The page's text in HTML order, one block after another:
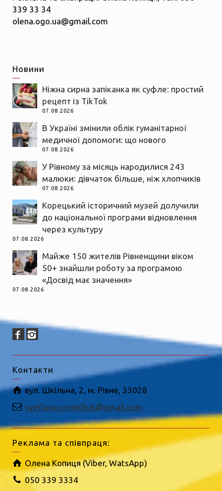
339 33 34
olena.ogo.ua@gmail.com
Новини
Ніжна сирна запіканка як суфле: простий
рецепт із TikTok
07.08.2026
В Україні змінили облік гуманітарної
медичної допомоги: що нового
07.08.2026
У Рівному за місяць народилися 243
малюки: дівчаток більше, ніж хлопчиків
07.08.2026
Корецький історичний музей долучили
до національної програми відновлення
через культуру
07.08.2026
Майже 150 жителів Рівненщини віком
50+ знайшли роботу за програмою
«Досвід має значення»
07.08.2026
Контакти
вул. Шкільна, 2, м. Рівне, 33028
svetlana.omelchuk@gmail.com
Реклама та співпраця:
Олена Копиця (Viber, WatsApp)
050 339 3334